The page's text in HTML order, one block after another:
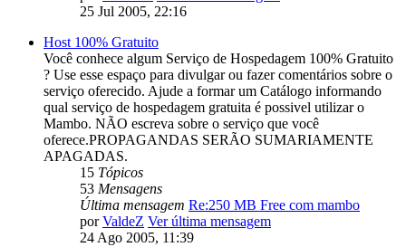
25 Jul 2005, 22:16
Host 100% Gratuito
Você conhece algum Serviço de Hospedagem 100% Gratuito
? Use esse espaço para divulgar ou fazer comentários sobre o
serviço oferecido. Ajude a formar um Catálogo informando
qual serviço de hospedagem gratuita é possivel utilizar o
Mambo. NÃO escreva sobre o serviço que você
oferece.PROPAGANDAS SERÃO SUMARIAMENTE
APAGADAS.
15 Tópicos
53 Mensagens
Última mensagem Re:250 MB Free com mambo
porValdeZ Ver última mensagem
24 Ago 2005, 11:39